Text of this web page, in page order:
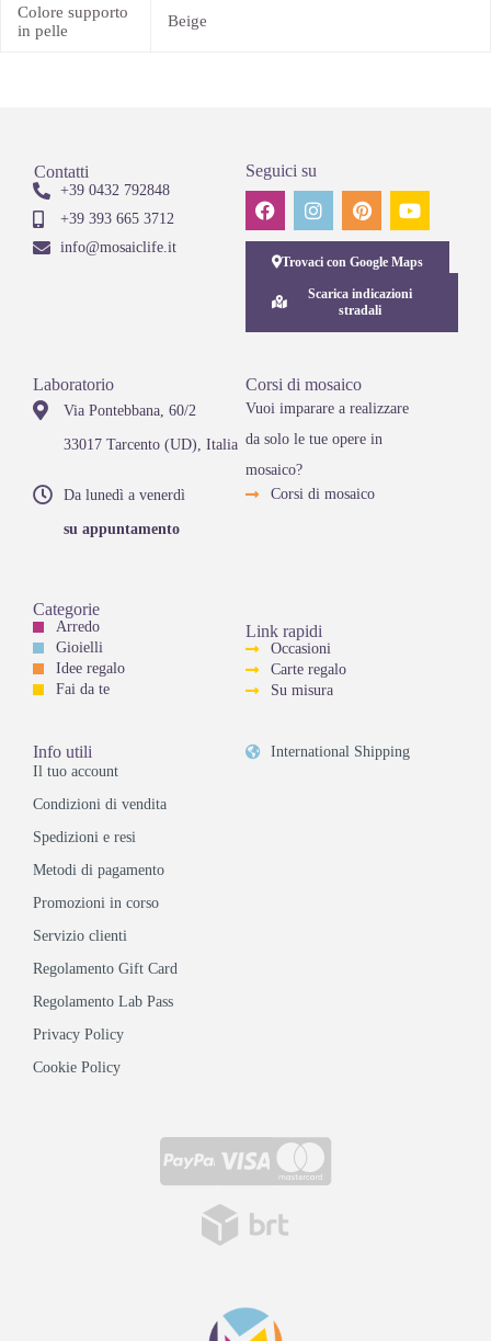
Colore supporto
in pelle
Beige
Contatti
+39 0432 792848
+39 393 665 3712
info@mosaiclife.it
Seguici su
Trovaci con Google Maps
Scarica indicazioni
stradali
Laboratorio
Via Pontebbana, 60/2
33017 Tarcento (UD), Italia
Da lunedì a venerdì
su appuntamento
Corsi di mosaico
Vuoi imparare a realizzare
da solo le tue opere in
mosaico?
Corsi di mosaico
Categorie
Arredo
Gioielli
Idee regalo
Fai da te
Link rapidi
Occasioni
Carte regalo
Su misura
Info utili
Il tuo account
Condizioni di vendita
Spedizioni e resi
Metodi di pagamento
Promozioni in corso
Servizio clienti
Regolamento Gift Card
Regolamento Lab Pass
Privacy Policy
Cookie Policy
International Shipping